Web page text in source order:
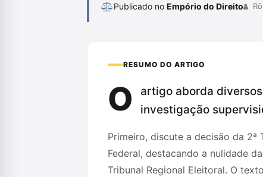
Publicado no Empório do Direito
RESUMO DO ARTIGO
O
artigo aborda
investigação
Primeiro, discute a decisão da 2ª
Federal, destacando a nulidade
Tribunal Regional Eleitoral. O